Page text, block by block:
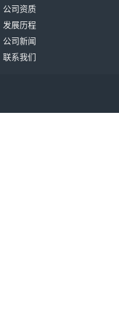
公司资质
发展历程
公司新闻
联系我们